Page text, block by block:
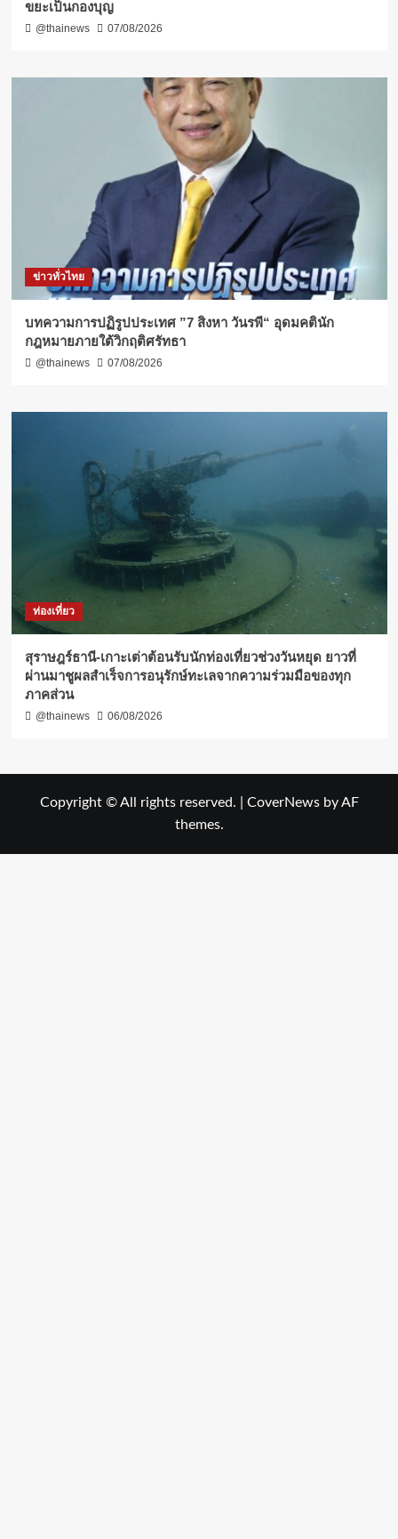
ขยะเป็นกองบุญ
@thainews 07/08/2026
ข่าวทั่วไทย
บทความการปฏิรูปประเทศ ”7 สิงหา วันรพี“ อุดมคตินัก
กฎหมายภายใต้วิกฤติศรัทธา
@thainews 07/08/2026
ท่องเที่ยว
สุราษฎร์ธานี-เกาะเต่าต้อนรับนักท่องเที่ยวช่วงวันหยุด ยาวที่
ผ่านมาชูผลสำเร็จการอนุรักษ์ทะเลจากความร่วมมือของทุก
ภาคส่วน
@thainews 06/08/2026
Copyright © All rights reserved. CoverNewsby AF
themes.